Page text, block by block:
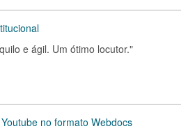
e ágil. Um ótimo locutor."
no formato Webdocs